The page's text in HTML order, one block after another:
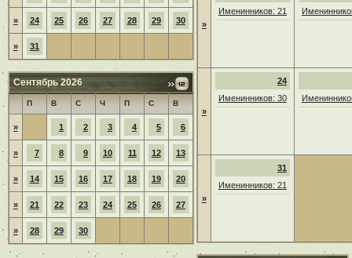
» 24 25 26 27 28 29 30
» 31
Сентябрь 2026
П В С Ч П С В
» 1 2 3 4 5 6
» 7 8 9 10 11 12 13
» 14 15 16 17 18 19 20
» 21 22 23 24 25 26 27
» 28 29 30
»
Именинников: 21
»
24
Именинников: 30
»
31
Именинников: 21